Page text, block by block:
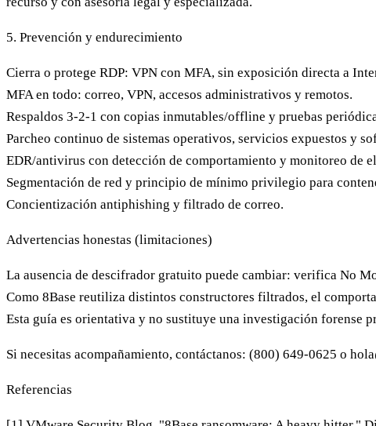
5. Prevención y endurecimiento
Cierra o protege RDP: VPN con MFA, sin exposición directa a
MFA en todo: correo, VPN, accesos administrativos y remotos.
Respaldos 3-2-1 con copias inmutables/offline y pruebas
Parcheo continuo de sistemas operativos, servicios expuestos y
EDR/antivirus con detección de comportamiento y monitoreo de
Segmentación de red y principio de mínimo privilegio para
Concientización antiphishing y filtrado de correo.
Advertencias honestas (limitaciones)
La ausencia de descifrador gratuito puede cambiar: verifica No
Como 8Base reutiliza distintos constructores filtrados, el
Esta guía es orientativa y no sustituye una investigación forense
Si necesitas acompañamiento, contáctanos: (800) 649-0625 o
Referencias